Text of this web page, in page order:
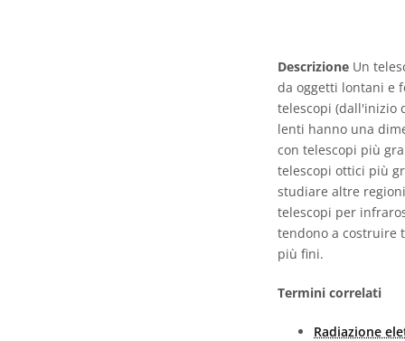
Descrizione Un
da oggetti lontani e
telescopi (dall'inizio
lenti hanno una
con telescopi più
telescopi ottici più
studiare altre
telescopi per
tendono a costruire
più fini.
Termini correlati
Radiazione